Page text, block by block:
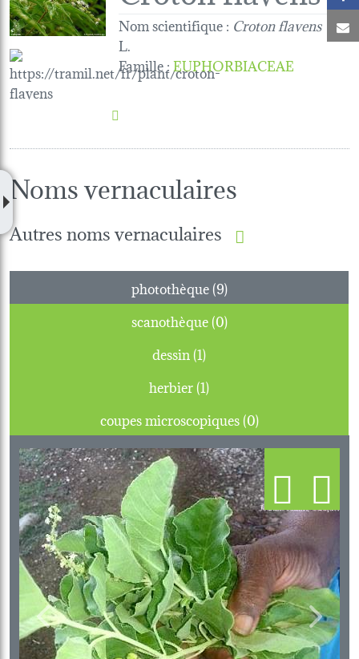
Nom scientifique : Croton flavens
L.
Famille:EUPHORBIACEAE
Noms vernaculaires
Autres noms vernaculaires
photothèque (9)
scanothèque (0)
dessin (1)
herbier (1)
coupes microscopiques (0)
Previous Next